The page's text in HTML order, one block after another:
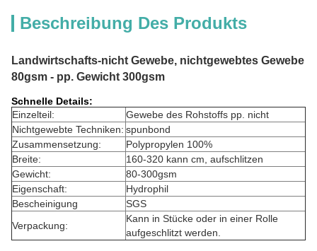
Beschreibung Des Produkts
Landwirtschafts-nicht Gewebe, nichtgewebtes Gewebe
80gsm - pp. Gewicht 300gsm
Schnelle Details:
Einzelteil:
Gewebe des Rohstoffs pp. nicht
Nichtgewebte Techniken: spunbond
Zusammensetzung:
Polypropylen 100%
Breite:
160-320 kann cm, aufschlitzen
Gewicht:
80-300gsm
Eigenschaft:
Hydrophil
Bescheinigung
SGS
Verpackung:
Kann in Stücke oder in einer Rolle
aufgeschlitzt werden.